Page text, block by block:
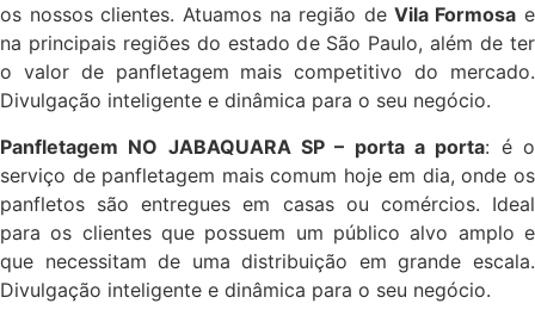
os nossos clientes. Atuamos na região de Vila Formosa e
na principais regiões do estado de São Paulo, além de ter
o valor de panfletagem mais competitivo do mercado.
Divulgação inteligente e dinâmica para o seu negócio.
Panfletagem NO JABAQUARA SP – porta a porta: é o
serviço de panfletagem mais comum hoje em dia, onde os
panfletos são entregues em casas ou comércios. Ideal
para os clientes que possuem um público alvo amplo e
que necessitam de uma distribuição em grande escala.
Divulgação inteligente e dinâmica para o seu negócio.